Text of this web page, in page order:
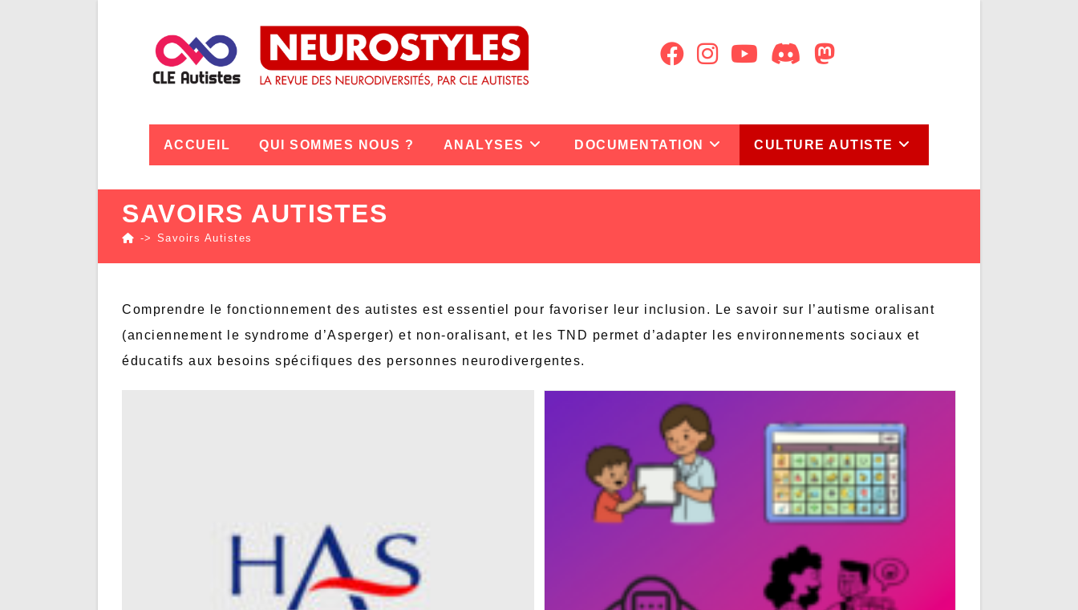
ACCUEIL QUI SOMMES NOUS ? ANALYSES DOCUMENTATION CULTURE AUTISTE
SAVOIRS AUTISTES
-> Savoirs Autistes
Comprendre le fonctionnement des autistes est essentiel pour favoriser leur inclusion. Le savoir sur l’autisme oralisant
(anciennement le syndrome d’Asperger) et non-oralisant, et les TND permet d’adapter les environnements sociaux et
éducatifs aux besoins spécifiques des personnes neurodivergentes.